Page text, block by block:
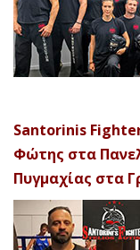
Santorinis
Φώτης στα
Πυγμαχίας στα